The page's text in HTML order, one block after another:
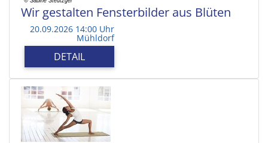
Wir gestalten Fensterbilder aus Blüten
20.09.2026 14:00 Uhr
Mühldorf
DETAIL